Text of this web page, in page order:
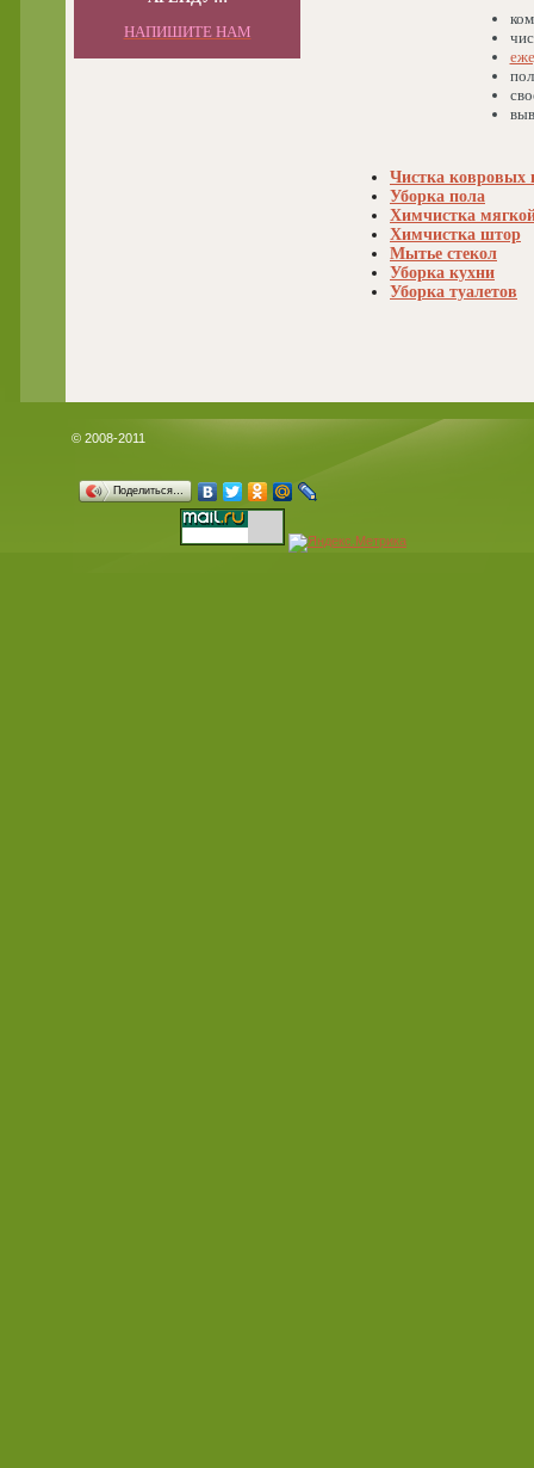
НАПИШИТЕ НАМ
Чистка ковровых
Уборка пола
Химчистка
Химчистка штор
Мытье стекол
Уборка кухни
Уборка туалетов
© 2008-2011
Поделиться…